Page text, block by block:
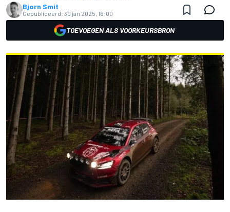
Bjorn Smit
Gepubliceerd: 30 jan 2025, 16:00
TOEVOEGEN ALS VOORKEURSBRON